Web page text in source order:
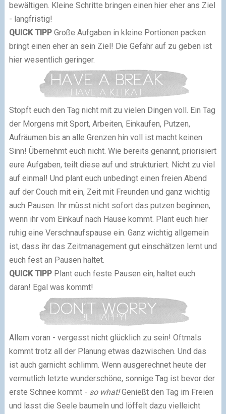
bewältigen. Kleine Schritte bringen einen hier eher ans Ziel
- langfristig!
QUICK TIPP Große Aufgaben in kleine Portionen packen
bringt einen eher an sein Ziel! Die Gefahr auf zu geben ist
hier wesentlich geringer.
Stopft euch den Tag nicht mit zu vielen Dingen voll. Ein Tag
der Morgens mit Sport, Arbeiten, Einkaufen, Putzen,
Aufräumen bis an alle Grenzen hin voll ist macht keinen
Sinn! Übernehmt euch nicht. Wie bereits genannt, priorisiert
eure Aufgaben, teilt diese auf und strukturiert. Nicht zu viel
auf einmal! Und plant euch unbedingt einen freien Abend
auf der Couch mit ein, Zeit mit Freunden und ganz wichtig
auch Pausen. Ihr müsst nicht sofort das putzen beginnen,
wenn ihr vom Einkauf nach Hause kommt. Plant euch hier
ruhig eine Verschnaufspause ein. Ganz wichtig allgemein
ist, dass ihr das Zeitmanagement gut einschätzen lernt und
euch fest an Pausen haltet.
QUICK TIPP Plant euch feste Pausen ein, haltet euch
daran! Egal was kommt!
Allem voran - vergesst nicht glücklich zu sein! Oftmals
kommt trotz all der Planung etwas dazwischen. Und das
ist auch garnicht schlimm. Wenn ausgerechnet heute der
vermutlich letzte wunderschöne, sonnige Tag ist bevor der
erste Schnee kommt - so what!Genießt den Tag im Freien
und lasst die Seele baumeln und löffelt dazu vielleicht